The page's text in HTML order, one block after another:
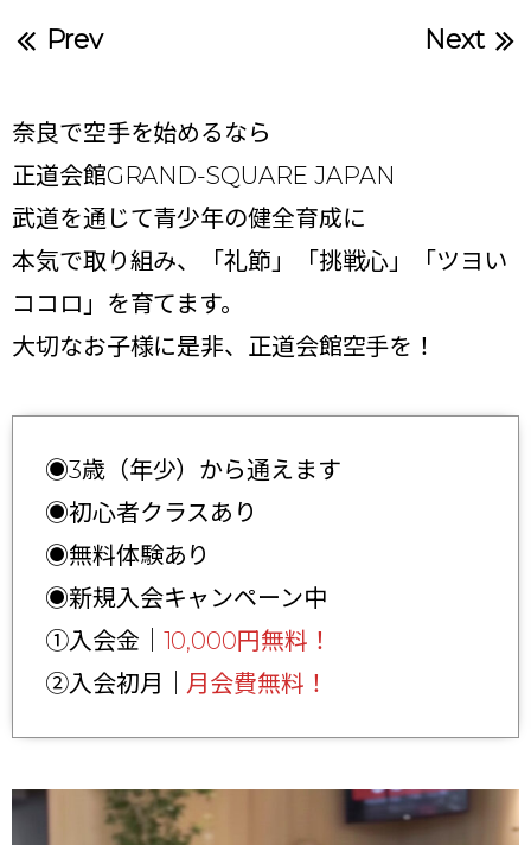
Prev Next
奈良で空手を始めるなら
正道会館GRAND-SQUARE JAPAN
武道を通じて青少年の健全育成に
本気で取り組み、「礼節」「挑戦心」「ツヨい
ココロ」を育てます。
大切なお子様に是非、正道会館空手を！
◉3歳（年少）から通えます
◉初心者クラスあり
◉無料体験あり
◉新規入会キャンペーン中
①入会金｜ 10,000円無料！
②入会初月｜ 月会費無料！